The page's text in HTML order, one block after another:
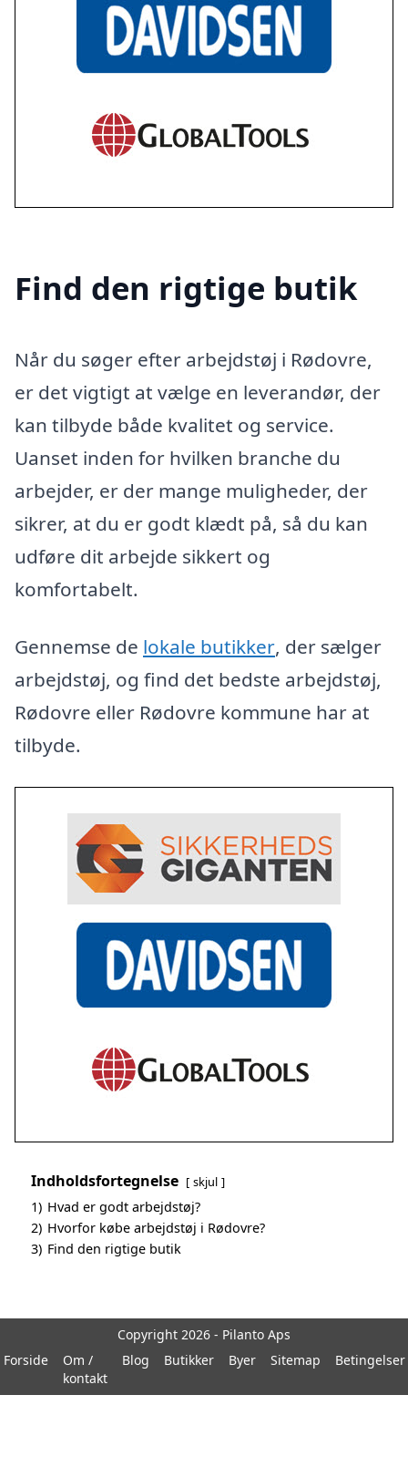
Find den rigtige butik
Når du søger efter arbejdstøj i Rødovre,
er det vigtigt at vælge en leverandør, der
kan tilbyde både kvalitet og service.
Uanset inden for hvilken branche du
arbejder, er der mange muligheder, der
sikrer, at du er godt klædt på, så du kan
udføre dit arbejde sikkert og
komfortabelt.
Gennemse de lokale butikker, der sælger
arbejdstøj, og find det bedste arbejdstøj,
Rødovre eller Rødovre kommune har at
tilbyde.
Indholdsfortegnelse skjul
1) Hvad er godt arbejdstøj?
2) Hvorfor købe arbejdstøj i Rødovre?
3) Find den rigtige butik
Copyright 2026 - Pilanto Aps
Forside
Om /
kontakt
Blog Butikker Byer Sitemap Betingelser